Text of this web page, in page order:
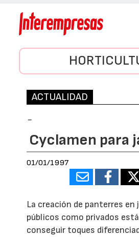
ACTUALIDAD
-
Cyclamen para
01/01/1997
La creación de panterres
públicos como privados
conseguir toques